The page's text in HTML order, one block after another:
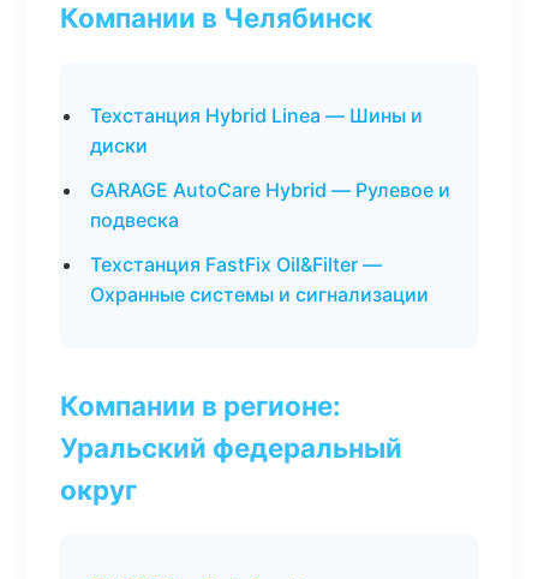
Компании в Челябинск
Техстанция Hybrid Linea — Шины и
диски
GARAGE AutoCare Hybrid — Рулевое и
подвеска
Техстанция FastFix Oil&Filter —
Охранные системы и сигнализации
Компании в регионе:
Уральский федеральный
округ